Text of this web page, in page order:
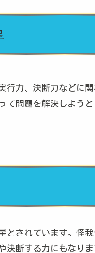
行力、決断力などに
て問題を解決しよう
とされています。怪
決断する力にもなり